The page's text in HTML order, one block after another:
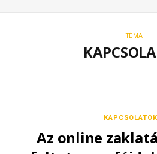
TÉMA
KAPCSOLATOK
Az online